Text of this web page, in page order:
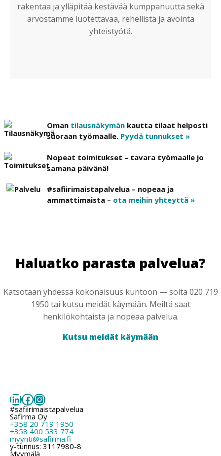
rakentaa ja ylläpitää kestävää kumppanuutta sekä
arvostamme luotettavaa, rehellistä ja avointa
yhteistyötä.
Oman tilausnäkymän kautta tilaat helposti
suoraan työmaalle. Pyydä tunnukset »
Nopeat toimitukset – tavara työmaalle jo
samana päivänä!
#safiirimaistapalvelua – nopeaa ja
ammattimaista – ota meihin yhteyttä »
Haluatko parasta palvelua?
Katsotaan yhdessä kokonaisuus kuntoon — soita 020 719
1950 tai kutsu meidät käymään. Meiltä saat
henkilökohtaista ja nopeaa palvelua.
Kutsu meidät käymään
LinkedIn
Facebook
Instagram
#safiirimaistapalvelua
Safirma Oy
+358 20 719 1950
+358 400 533 774
myynti@safirma.fi
y-tunnus: 3117980-8
Myymälä